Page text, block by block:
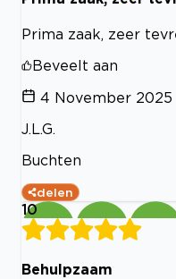
Prima zaak, zeer
Beveelt aan
4 November 2025
J.L.G.
Buchten
delen
10
Behulpzaam